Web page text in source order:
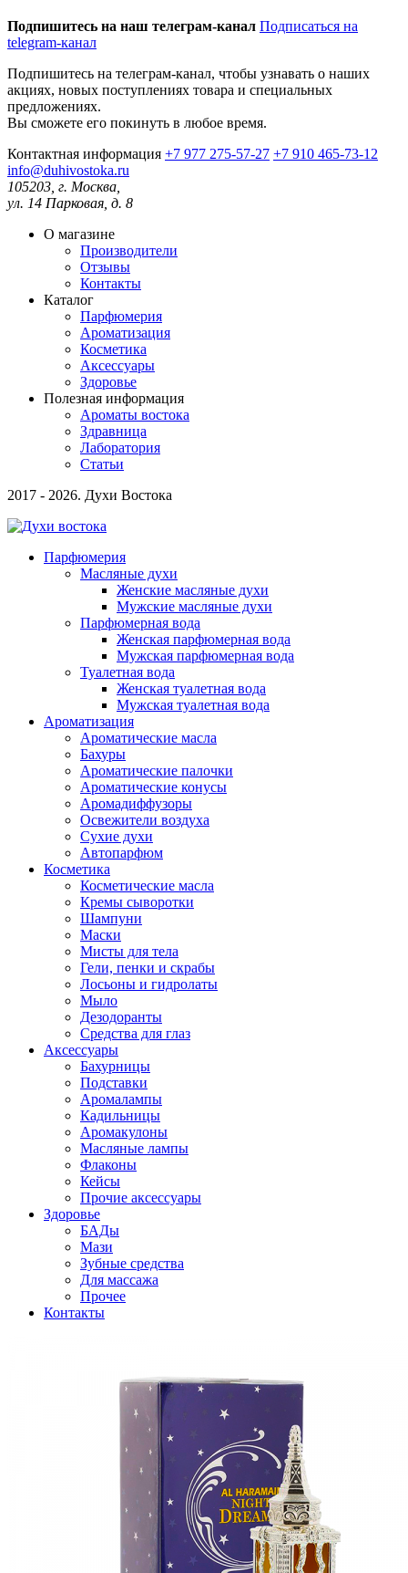
Подпишитесь на наш телеграм-канал Подписаться на
telegram-канал
Подпишитесь на телеграм-канал, чтобы узнавать о наших
акциях, новых поступлениях товара и специальных
предложениях.
Вы сможете его покинуть в любое время.
Контактная информация +7 977 275-57-27 +7 910 465-73-12
info@duhivostoka.ru
105203, г. Москва,
ул. 14 Парковая, д. 8
О магазине
Производители
Отзывы
Контакты
Каталог
Парфюмерия
Ароматизация
Косметика
Аксессуары
Здоровье
Полезная информация
Ароматы востока
Здравница
Лаборатория
Статьи
2017 - 2026. Духи Востока
Парфюмерия
Масляные духи
Женские масляные духи
Мужские масляные духи
Парфюмерная вода
Женская парфюмерная вода
Мужская парфюмерная вода
Туалетная вода
Женская туалетная вода
Мужская туалетная вода
Ароматизация
Ароматические масла
Бахуры
Ароматические палочки
Ароматические конусы
Аромадиффузоры
Освежители воздуха
Сухие духи
Автопарфюм
Косметика
Косметические масла
Кремы сыворотки
Шампуни
Маски
Мисты для тела
Гели, пенки и скрабы
Лосьоны и гидролаты
Мыло
Дезодоранты
Средства для глаз
Аксессуары
Бахурницы
Подставки
Аромалампы
Кадильницы
Аромакулоны
Масляные лампы
Флаконы
Кейсы
Прочие аксессуары
Здоровье
БАДы
Мази
Зубные средства
Для массажа
Прочее
Контакты